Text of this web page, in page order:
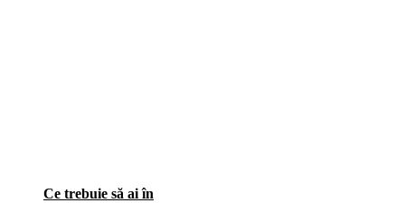
Ce trebuie să ai în